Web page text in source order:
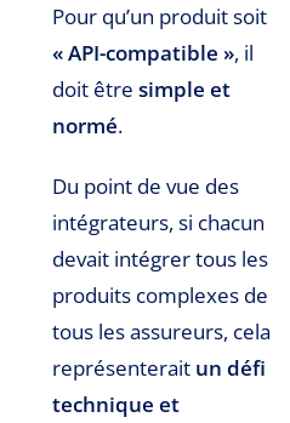
Pour qu’un produit soit
« API-compatible », il
doit être simple et
normé.
Du point de vue des
intégrateurs, si chacun
devait intégrer tous les
produits complexes de
tous les assureurs, cela
représenterait un défi
technique et